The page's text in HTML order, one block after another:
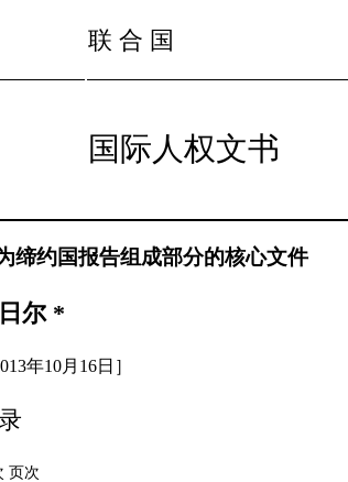
联 合 国
国际人权文书
缔约国报告组成部分的核心文件
尔 *
年10月16日］
页次